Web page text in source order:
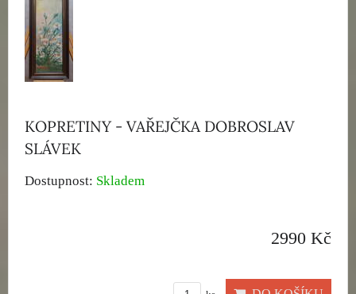
KOPRETINY - VAŘEJČKA DOBROSLAV
SLÁVEK
Dostupnost: Skladem
2990 Kč